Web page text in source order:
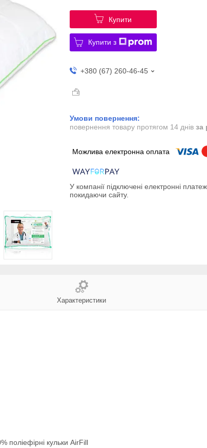
Купити
Купити з
+380 (67) 260-46-45
повернення товару протягом 14 днів за
У компанії підключені електронні
покидаючи сайту.
Характеристики
поліефірні кульки AirFill